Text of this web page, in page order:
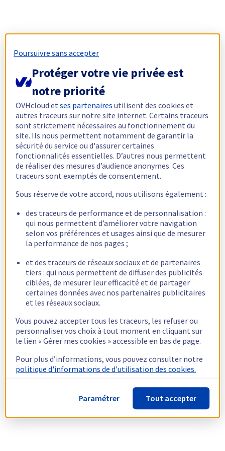
Poursuivre sans accepter
Protéger votre vie privée est
notre priorité
OVHcloud etses partenaires utilisent des cookies et
autres traceurs sur notre site internet. Certains traceurs
sont strictement nécessaires au fonctionnement du
site. Ils nous permettent notamment de garantir la
sécurité du service ou d'assurer certaines
fonctionnalités essentielles. D’autres nous permettent
de réaliser des mesures d’audience anonymes. Ces
traceurs sont exemptés de consentement.
Sous réserve de votre accord, nous utilisons également :
des traceurs de performance et de personnalisation :
qui nous permettent d’améliorer votre navigation
selon vos préférences et usages ainsi que de mesurer
la performance de nos pages ;
et des traceurs de réseaux sociaux et de partenaires
tiers : qui nous permettent de diffuser des publicités
ciblées, de mesurer leur efficacité et de partager
certaines données avec nos partenaires publicitaires
et les réseaux sociaux.
Vous pouvez accepter tous les traceurs, les refuser ou
personnaliser vos choix à tout moment en cliquant sur
le lien « Gérer mes cookies » accessible en bas de page.
Pour plus d’informations, vous pouvez consulter notre
politique d'informations de d'utilisation des cookies.
Paramétrer Tout accepter